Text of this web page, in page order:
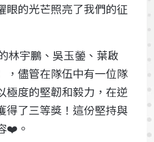
眼的光芒照亮了我們的征
林宇鵬、吳玉鎣、葉啟
，儘管在隊伍中有一位隊
極度的堅韌和毅力，在逆
得了三等獎！這份堅持與
❤️。